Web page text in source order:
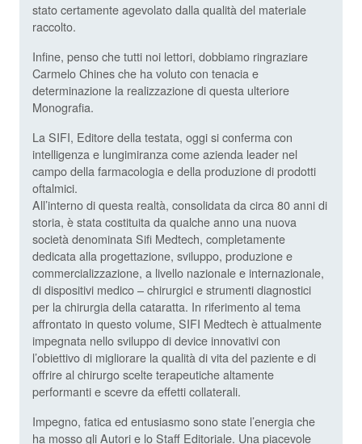
stato certamente agevolato dalla qualità del materiale
raccolto.
Infine, penso che tutti noi lettori, dobbiamo ringraziare
Carmelo Chines che ha voluto con tenacia e
determinazione la realizzazione di questa ulteriore
Monografia.
La SIFI, Editore della testata, oggi si conferma con
intelligenza e lungimiranza come azienda leader nel
campo della farmacologia e della produzione di prodotti
oftalmici.
All’interno di questa realtà, consolidata da circa 80 anni di
storia, è stata costituita da qualche anno una nuova
società denominata Sifi Medtech, completamente
dedicata alla progettazione, sviluppo, produzione e
commercializzazione, a livello nazionale e internazionale,
di dispositivi medico – chirurgici e strumenti diagnostici
per la chirurgia della cataratta. In riferimento al tema
affrontato in questo volume, SIFI Medtech è attualmente
impegnata nello sviluppo di device innovativi con
l’obiettivo di migliorare la qualità di vita del paziente e di
offrire al chirurgo scelte terapeutiche altamente
performanti e scevre da effetti collaterali.
Impegno, fatica ed entusiasmo sono state l’energia che
ha mosso gli Autori e lo Staff Editoriale. Una piacevole